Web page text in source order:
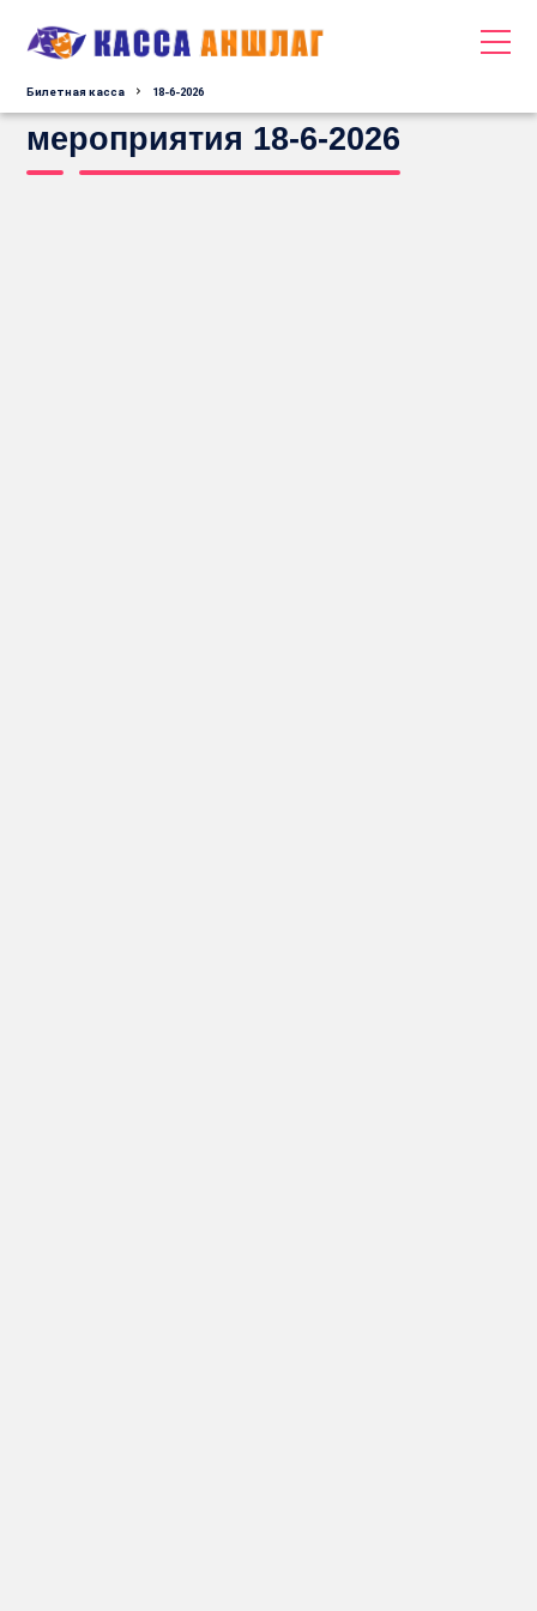
Билетная касса 18-6-2026
мероприятия 18-6-2026